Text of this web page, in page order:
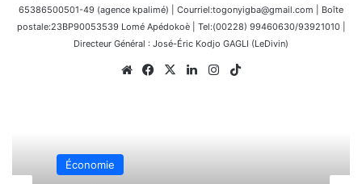
65386500501-49 (agence kpalimé) | Courriel:togonyigba@gmail.com | Boîte
postale:23BP90053539 Lomé Apédokoè | Tel:(00228) 99460630/93921010 |
Directeur Général : José-Éric Kodjo GAGLI (LeDivin)
WebsiteFacebook
X LinkedinInstagram
Économie